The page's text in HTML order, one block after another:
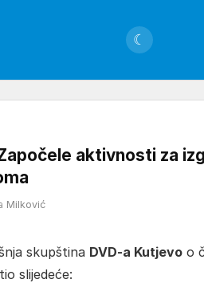
☾
aktivnosti za
Milković
skupština DVD-a Kutjevo o
slijedeće: